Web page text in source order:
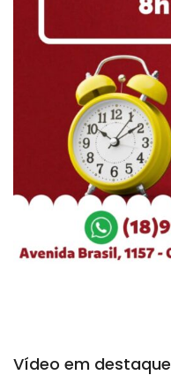
Vídeo em destaque